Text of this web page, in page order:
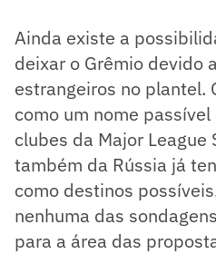
Ainda existe a
deixar o Grêmio devido
estrangeiros no plantel.
como um nome
clubes da Major League
também da Rússia já
como destinos
nenhuma das
para a área das